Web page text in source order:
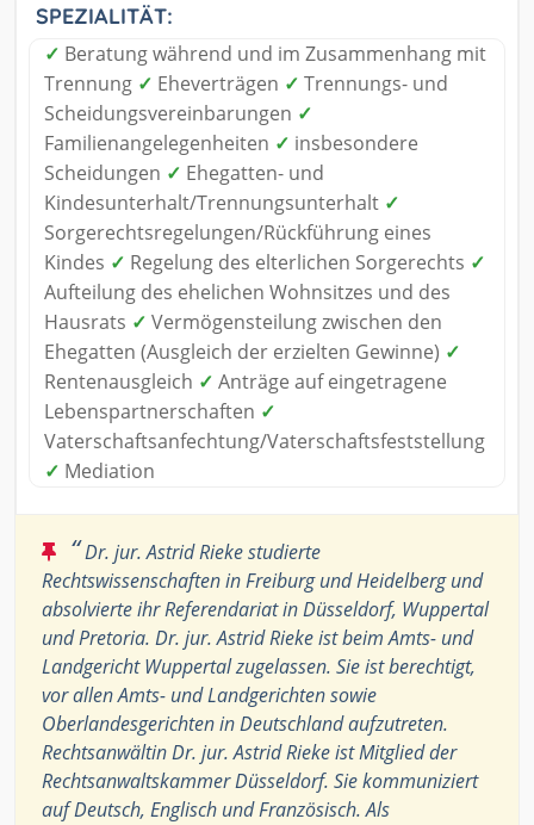
SPEZIALITÄT:
✓ Beratung während und im Zusammenhang mit
Trennung ✓ Eheverträgen ✓ Trennungs- und
Scheidungsvereinbarungen ✓
Familienangelegenheiten ✓ insbesondere
Scheidungen ✓ Ehegatten- und
Kindesunterhalt/Trennungsunterhalt ✓
Sorgerechtsregelungen/Rückführung eines
Kindes ✓ Regelung des elterlichen Sorgerechts ✓
Aufteilung des ehelichen Wohnsitzes und des
Hausrats ✓ Vermögensteilung zwischen den
Ehegatten (Ausgleich der erzielten Gewinne) ✓
Rentenausgleich ✓ Anträge auf eingetragene
Lebenspartnerschaften ✓
Vaterschaftsanfechtung/Vaterschaftsfeststellung
✓ Mediation
“Dr. jur. Astrid Rieke studierte
Rechtswissenschaften in Freiburg und Heidelberg und
absolvierte ihr Referendariat in Düsseldorf, Wuppertal
und Pretoria. Dr. jur. Astrid Rieke ist beim Amts- und
Landgericht Wuppertal zugelassen. Sie ist berechtigt,
vor allen Amts- und Landgerichten sowie
Oberlandesgerichten in Deutschland aufzutreten.
Rechtsanwältin Dr. jur. Astrid Rieke ist Mitglied der
Rechtsanwaltskammer Düsseldorf. Sie kommuniziert
auf Deutsch, Englisch und Französisch. Als